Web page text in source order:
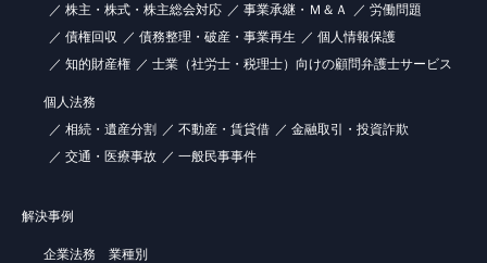
株主・株式・株主総会対応
事業承継・Ｍ＆Ａ
労働問題
債権回収
債務整理・破産・事業再生
個人情報保護
知的財産権
士業（社労士・税理士）向けの顧問弁護士サービス
個人法務
相続・遺産分割
不動産・賃貸借
金融取引・投資詐欺
交通・医療事故
一般民事事件
解決事例
企業法務 業種別